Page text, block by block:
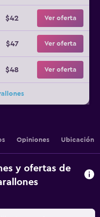
$42 Ver oferta
$47 Ver oferta
$48 Ver oferta
Opiniones Ubicación
y ofertas de